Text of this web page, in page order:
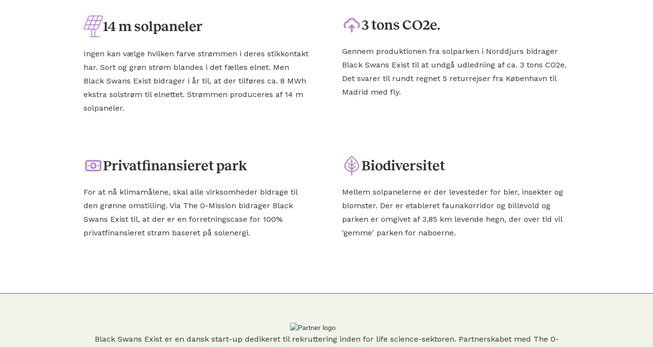
14 m solpaneler
Ingen kan vælge hvilken farve strømmen i deres stikkontakt
har. Sort og grøn strøm blandes i det fælles elnet. Men
Black Swans Exist bidrager i år til, at der tilføres ca. 8 MWh
ekstra solstrøm til elnettet. Strømmen produceres af 14 m
solpaneler.
3 tons CO2e.
Gennem produktionen fra solparken i Norddjurs bidrager
Black Swans Exist til at undgå udledning af ca. 3 tons CO2e.
Det svarer til rundt regnet 5 returrejser fra København til
Madrid med fly.
Privatfinansieret park
For at nå klimamålene, skal alle virksomheder bidrage til
den grønne omstilling. Via The 0-Mission bidrager Black
Swans Exist til, at der er en forretningscase for 100%
privatfinansieret strøm baseret på solenergi.
Biodiversitet
Mellem solpanelerne er der levesteder for bier, insekter og
blomster. Der er etableret faunakorridor og billevold og
parken er omgivet af 3,85 km levende hegn, der over tid vil
'gemme' parken for naboerne.
Black Swans Exist er en dansk start-up dedikeret til rekruttering inden for life science-sektoren. Partnerskabet med The 0-